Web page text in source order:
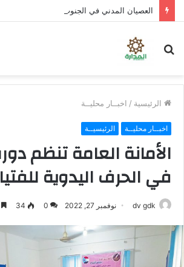
الرئيسية / اخبــار محليــة
اخبــار محليــة الرئيسيــة
الأمانة العامة تنظم
في الحرف اليدوية
dv gdk نوفمبر 27, 2022 0
34